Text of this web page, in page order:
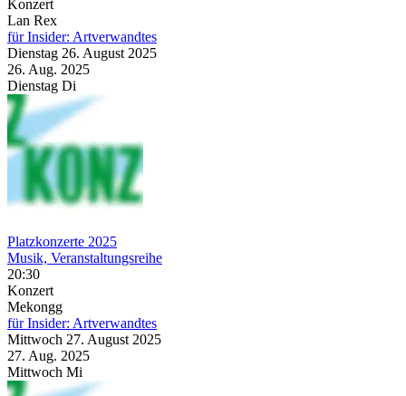
Konzert
Lan Rex
für Insider: Artverwandtes
Dienstag 26. August 2025
26. Aug. 2025
Dienstag Di
Platzkonzerte 2025
Musik, Veranstaltungsreihe
20:30
Konzert
Mekongg
für Insider: Artverwandtes
Mittwoch 27. August 2025
27. Aug. 2025
Mittwoch Mi